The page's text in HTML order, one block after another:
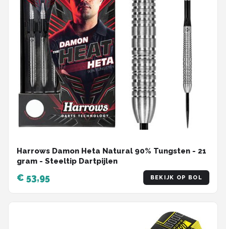
Harrows Damon Heta Natural 90% Tungsten - 21
gram - Steeltip Dartpijlen
€ 53,95 BEKIJK OP BOL